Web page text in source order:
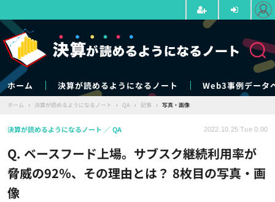
ホーム 決算が読めるようになるノート Web3事例データ
ホーム › 決算が読めるようになるノート › QA › 記事 › 写真・画像
Q. ベースフード上場。サブスク継続利用率が
脅威の92％、その理由とは？ 8枚目の写真・画
像
決算が読めるようになるノート QA 2022.10.25 Tue 0:00